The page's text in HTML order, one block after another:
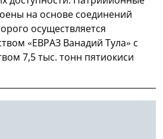
на основе соединений
осуществляется
«ЕВРАЗ Ванадий Тула» с
7,5 тыс. тонн пятиокиси